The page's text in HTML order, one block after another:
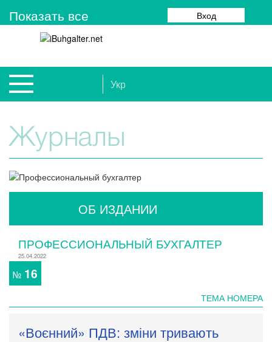
Показать все Вход
Укр
Журналы
ОБ ИЗДАНИИ
ПРОФЕССИОНАЛЬНЫЙ БУХГАЛТЕР
25.04.2022
№ 16
ТЕМА НОМЕРА
«Воєнний» ПДВ: зміни тривають